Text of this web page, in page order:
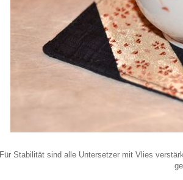
Für Stabilität sind alle Untersetzer mit Vlies